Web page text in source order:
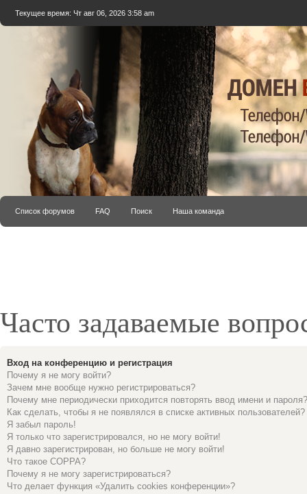
Текущее время: Чт авг 06, 2026 3:58 am
Список форумов FAQ Поиск Наша команда
Часто задаваемые
Вход на конференцию и регистрация
Почему я не могу войти?
Зачем мне вообще нужно регистрироваться?
Почему мне периодически приходится повторять ввод имени и пароля?
Как сделать, чтобы я не появлялся в списке активных пользователей?
Я забыл пароль!
Я только что зарегистрировался, но не могу войти!
Я давно зарегистрирован, но больше не могу войти!
Что такое COPPA?
Почему я не могу зарегистрироваться?
Что делает функция «Удалить cookies конференции»?